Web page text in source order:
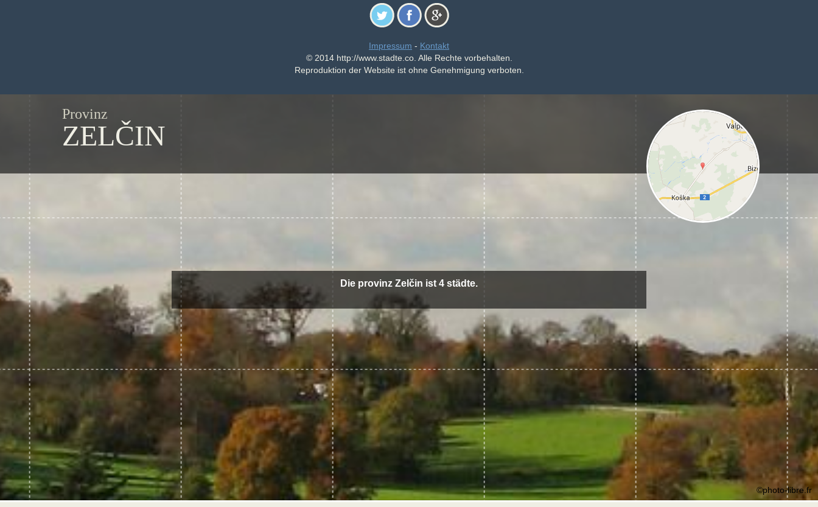
Impressum - Kontakt
© 2014 http://www.stadte.co. Alle Rechte vorbehalten.
Reproduktion der Website ist ohne Genehmigung verboten.
Provinz
ZELČIN
Die provinz Zelčin ist 4 städte.
©photo-libre.fr